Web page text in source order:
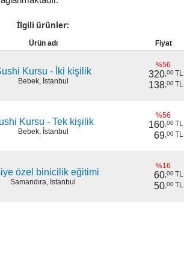
İlgili ürünler:
Ürün adı Fiyat
Kursu - İki kişilik
Bebek, İstanbul
%56
320,00TL
138,00TL
Kursu - Tek kişilik
Bebek, İstanbul
%56
160,00TL
69,00TL
özel binicilik eğitimi
Samandıra, İstanbul
%16
60,00TL
50,00TL